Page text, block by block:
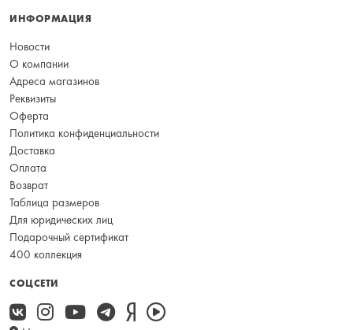
ИНФОРМАЦИЯ
Новости
О компании
Адреса магазинов
Реквизиты
Оферта
Политика конфиденциальности
Доставка
Оплата
Возврат
Таблица размеров
Для юридических лиц
Подарочный сертификат
400 коллекция
СОЦСЕТИ